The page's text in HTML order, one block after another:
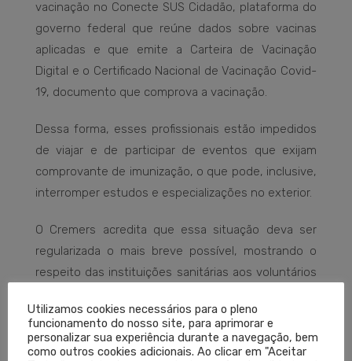
vacinação no Conecte SUS Cidadão, plataforma do
governo federal que reúne dados sobre vacinas
aplicadas e que emite a Carteira de Vacinação
Digital e o Certificado Nacional de Vacinação Covid-
19, documento que comprova a vacinação.
Dessa forma, esses profissionais estão impedidos
de viajar e de participar de eventos que exijam
comprovante de imunização, o que pode, inclusive,
interromper estudos e especializações no exterior.
O Cremers acredita que essa situação deva ser
regularizada o mais breve possível, mostrando o
respeito das instituições sanitárias aos voluntários
Porto Alegre, 3 de outubro de 2021.
Utilizamos cookies necessários para o pleno
funcionamento do nosso site, para aprimorar e
personalizar sua experiência durante a navegação, bem
como outros cookies adicionais. Ao clicar em "Aceitar